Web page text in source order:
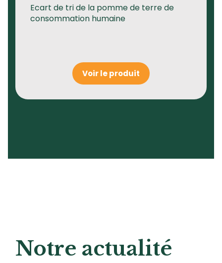
Ecart de tri de la pomme de terre de
consommation humaine
Voir le produit
Notre actualité